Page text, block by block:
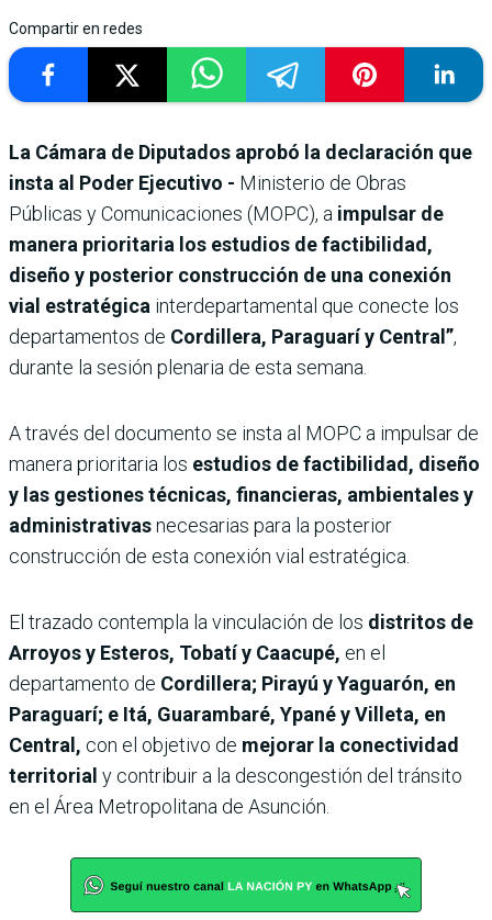
Compartir en redes
La Cámara de Diputados aprobó la declaración que
insta al Poder Ejecutivo - Ministerio de Obras
Públicas y Comunicaciones (MOPC), a impulsar de
manera prioritaria los estudios de factibilidad,
diseño y posterior construcción de una conexión
vial estratégica interdepartamental que conecte los
departamentos de Cordillera, Paraguarí y Central”,
durante la sesión plenaria de esta semana.
A través del documento se insta al MOPC a impulsar de
manera prioritaria los estudios de factibilidad, diseño
y las gestiones técnicas, financieras, ambientales y
administrativasnecesarias para la posterior
construcción de esta conexión vial estratégica.
El trazado contempla la vinculación de los distritos de
Arroyos y Esteros, Tobatí y Caacupé, en el
departamento de Cordillera; Pirayú y Yaguarón, en
Paraguarí; e Itá, Guarambaré, Ypané y Villeta, en
Central, con el objetivo de mejorar la conectividad
territorial y contribuir a la descongestión del tránsito
en el Área Metropolitana de Asunción.